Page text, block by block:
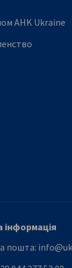
АHK Ukraine
інформація
пошта: